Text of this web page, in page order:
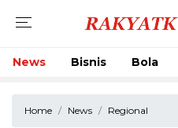
News Bisnis Bola
Home News Regional